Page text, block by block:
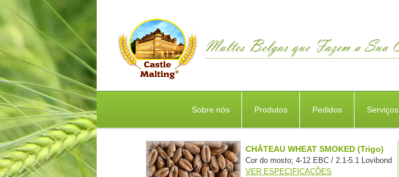
Sobre nós Produtos Pedidos Serviços
CHÂTEAU WHEAT SMOKED (Trigo)
Cor do mosto; 4-12 EBC / 2.1-5.1 Lovibond
VER ESPECIFICAÇÕES